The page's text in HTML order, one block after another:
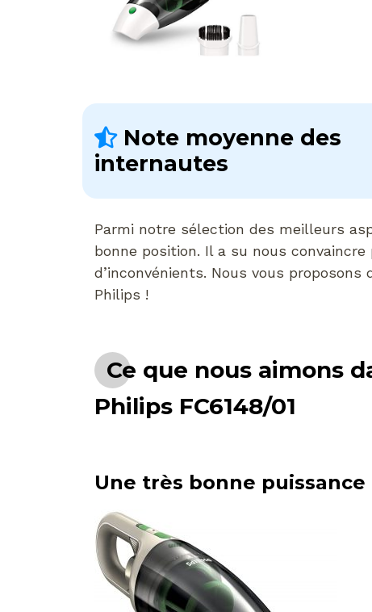
Note moyenne des
internautes
Parmi notre sélection des meilleurs
bonne position. Il a su nous
d’inconvénients. Nous vous
Philips !
Ce que nous aimons
Philips FC6148/01
Une très bonne puissance